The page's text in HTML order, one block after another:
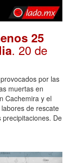
25
. 20 de
por las
muertas en
Cachemira y el
de rescate
De